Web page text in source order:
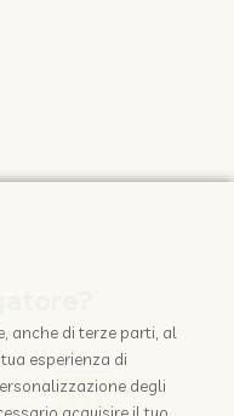
anche di terze parti, al
esperienza di
degli